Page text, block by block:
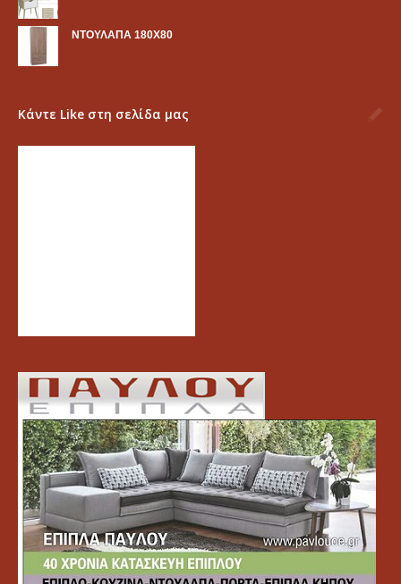
ΝΤΟΥΛΑΠΑ 180Χ80
Κάντε Like στη σελίδα μας